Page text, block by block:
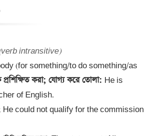
intransitive)
(for something/to do something/as
করা; যোগ্য করে তোলা: He is
He could not qualify for the commission